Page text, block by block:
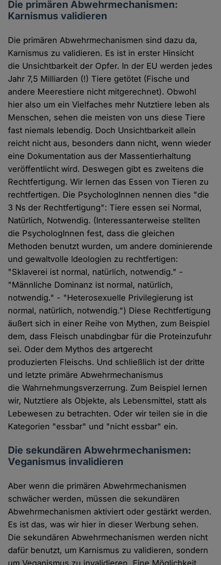
Die primären Abwehrmechanismen:
Karnismus validieren
Die primären Abwehrmechanismen sind dazu da,
Karnismus zu validieren. Es ist in erster Hinsicht
die Unsichtbarkeit der Opfer. In der EU werden jedes
Jahr 7,5 Milliarden (!) Tiere getötet (Fische und
andere Meerestiere nicht mitgerechnet). Obwohl
hier also um ein Vielfaches mehr Nutztiere leben als
Menschen, sehen die meisten von uns diese Tiere
fast niemals lebendig. Doch Unsichtbarkeit allein
reicht nicht aus, besonders dann nicht, wenn wieder
eine Dokumentation aus der Massentierhaltung
veröffentlicht wird. Deswegen gibt es zweitens die
Rechtfertigung. Wir lernen das Essen von Tieren zu
rechtfertigen. Die PsychologInnen nennen dies "die
3 Ns der Rechtfertigung": Tiere essen sei Normal,
Natürlich, Notwendig. (Interessanterweise stellten
die PsychologInnen fest, dass die gleichen
Methoden benutzt wurden, um andere dominierende
und gewaltvolle Ideologien zu rechtfertigen:
"Sklaverei ist normal, natürlich, notwendig." -
"Männliche Dominanz ist normal, natürlich,
notwendig." - "Heterosexuelle Privilegierung ist
normal, natürlich, notwendig.") Diese Rechtfertigung
äußert sich in einer Reihe von Mythen, zum Beispiel
dem, dass Fleisch unabdingbar für die Proteinzufuhr
sei. Oder dem Mythos des artgerecht
produzierten Fleischs. Und schließlich ist der dritte
und letzte primäre Abwehrmechanismus
die Wahrnehmungsverzerrung. Zum Beispiel lernen
wir, Nutztiere als Objekte, als Lebensmittel, statt als
Lebewesen zu betrachten. Oder wir teilen sie in die
Kategorien "essbar" und "nicht essbar" ein.
Die sekundären Abwehrmechanismen:
Veganismus invalidieren
Aber wenn die primären Abwehrmechanismen
schwächer werden, müssen die sekundären
Abwehrmechanismen aktiviert oder gestärkt werden.
Es ist das, was wir hier in dieser Werbung sehen.
Die sekundären Abwehrmechanismen werden nicht
dafür benutzt, um Karnismus zu validieren, sondern